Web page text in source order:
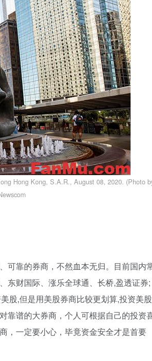
Hong Kong, S.A.R., August 08, 2020. (Photo
可靠的券商，不然血本无归。目前国内
东财国际、涨乐全球通、长桥,盈透证券;
股,但是用美股券商比较更划算,投资美股
靠谱的大券商，个人可根据自己的投资
，一定要小心，毕竟资金安全才是首要